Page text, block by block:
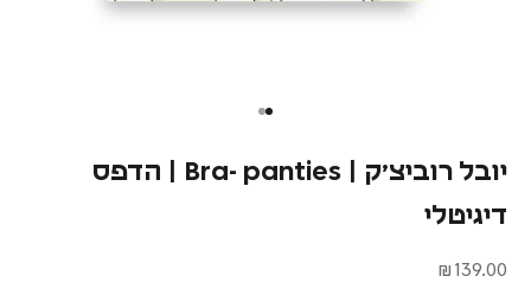
יובל רוביצ׳ק | Bra- panties | הדפס
דיגיטלי
מחיר מבצע
139.00 ₪